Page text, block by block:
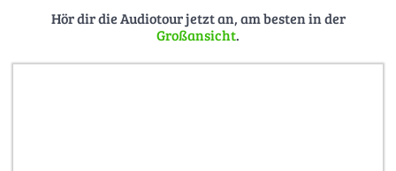
Hör dir die Audiotour jetzt an, am besten in der
Großansicht.